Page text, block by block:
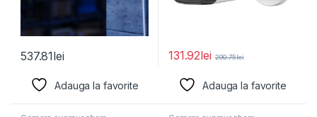
537.81lei
Adauga la favorite
131.92lei 290.75lei
Adauga la favorite